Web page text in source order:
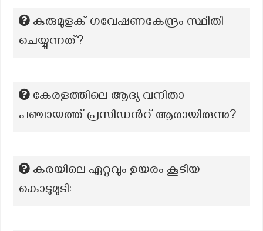
കുരുമുളക് ഗവേഷണകേന്ദ്രം സ്ഥിതി
ചെയ്യുന്നത്?
കേരളത്തിലെ ആദ്യ വനിതാ
പഞ്ചായത്ത് പ്രസിഡൻറ് ആരായിരുന്നു?
കരയിലെ ഏറ്റവും ഉയരം കൂടിയ
കൊടുമുടി: